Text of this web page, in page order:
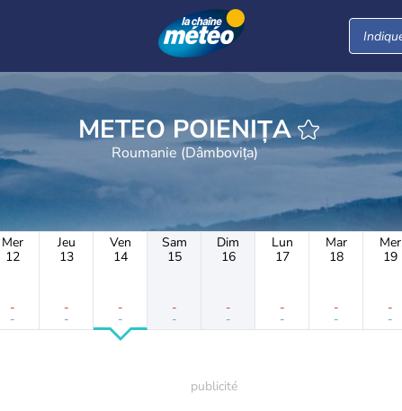
METEO POIENIȚA
Roumanie (Dâmbovița)
Mer
12
-
-
Jeu
13
-
-
Ven
14
-
-
Sam
15
-
-
Dim
16
-
-
Lun
17
-
-
Mar
18
-
-
Mer
19
-
-